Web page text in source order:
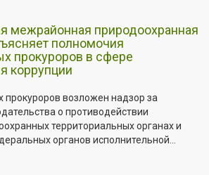
межрайонная природоохранная
полномочия
прокуроров в сфере
коррупции
прокуроров возложен надзор за
о противодействии
территориальных органах и
органов исполнительной...